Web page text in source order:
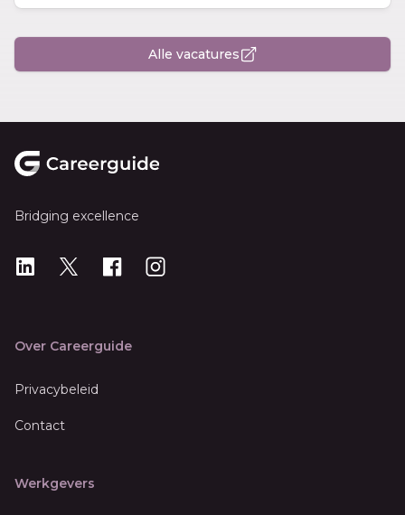
Alle vacatures
Bridging excellence
LinkedIn
X Instagram
Over Careerguide
Privacybeleid
Contact
Werkgevers